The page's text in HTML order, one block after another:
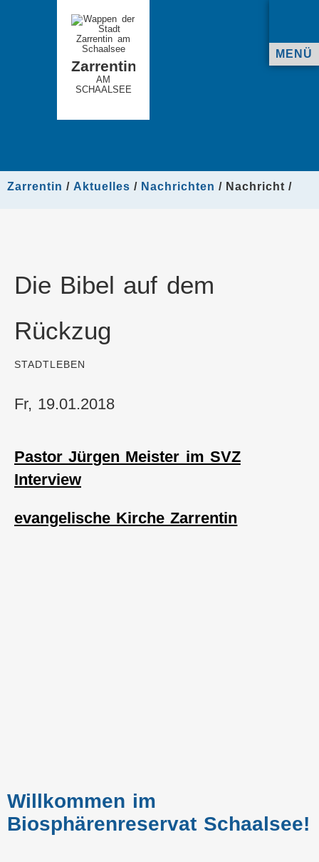
MENÜ
Zarrentin
AM
SCHAALSEE
Zarrentin Aktuelles Nachrichten Nachricht
Die Bibel auf dem
Rückzug
:
STADTLEBEN
Fr, 19.01.2018
Pastor Jürgen Meister im SVZ
Interview
evangelische Kirche Zarrentin
Willkommen im
Biosphärenreservat Schaalsee!